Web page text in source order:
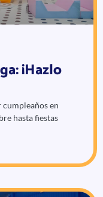
¡Hazlo
cumpleaños en
hasta fiestas